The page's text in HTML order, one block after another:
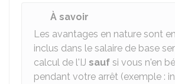
À savoir
Les avantages en nature sont
inclus dans le salaire de base
calcul de l'IJ sauf si vous n'en
pendant votre arrêt (exemple :